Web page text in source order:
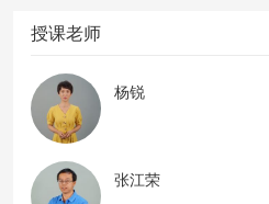
授课老师
杨锐
张江荣